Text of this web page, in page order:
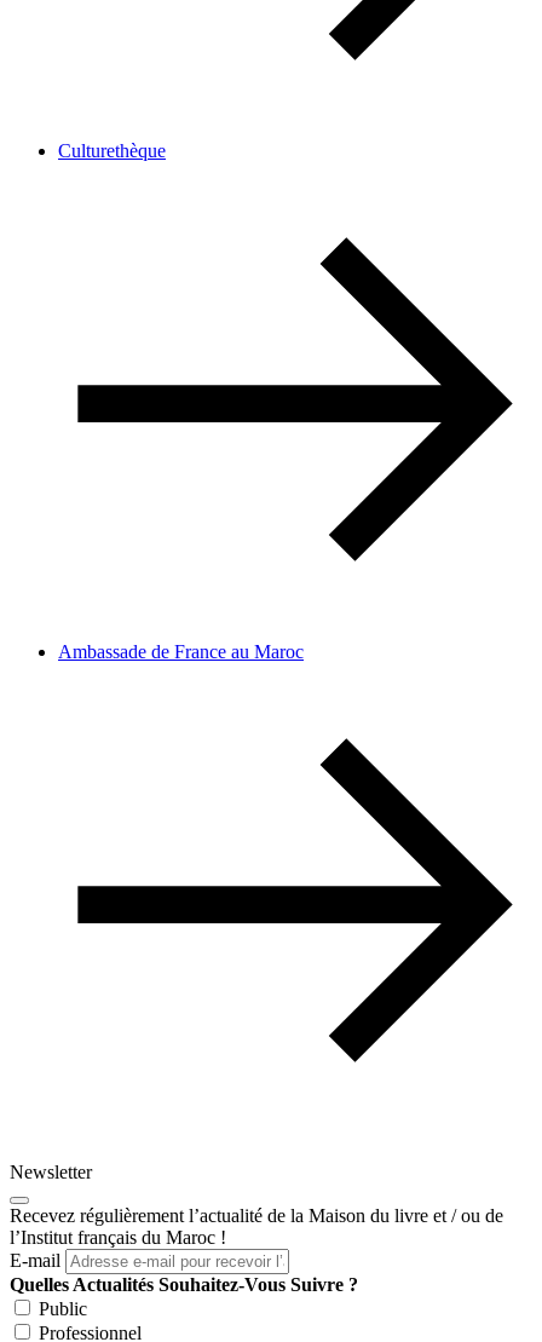
Culturethèque
Ambassade de France au Maroc
Newsletter
Recevez régulièrement l’actualité de la Maison du livre et / ou de
l’Institut français du Maroc !
E-mail
Quelles Actualités Souhaitez-Vous Suivre ?
Public
Professionnel